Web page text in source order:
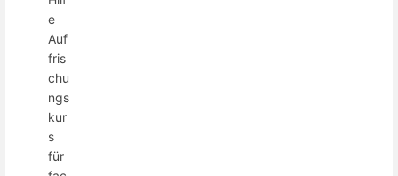
e
Auf
fris
chu
ngs
kur
s
für